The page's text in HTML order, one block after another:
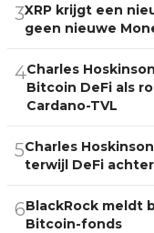
3XRP krijgt een
geen nieuwe
4Charles
Bitcoin DeFi als
Cardano-TVL
5Charles
terwijl DeFi
6BlackRock meldt
Bitcoin-fonds